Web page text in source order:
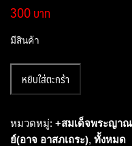
300
มีสินค้า
พระ
ผง
หลวง
หยิบใส่ตะกร้า
หมวดหมู่: +สมเด็จพระญา
ย์(อาจ อาสภเถระ), ทั้งหมด